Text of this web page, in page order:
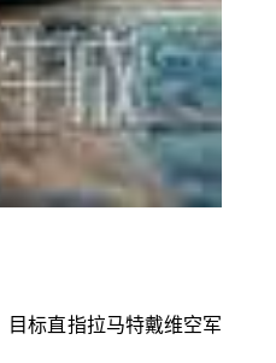
标直指拉马特戴维空军